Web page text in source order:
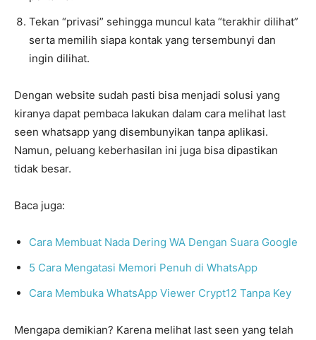
Tekan “privasi” sehingga muncul kata “terakhir dilihat”
serta memilih siapa kontak yang tersembunyi dan
ingin dilihat.
Dengan website sudah pasti bisa menjadi solusi yang
kiranya dapat pembaca lakukan dalam cara melihat last
seen whatsapp yang disembunyikan tanpa aplikasi.
Namun, peluang keberhasilan ini juga bisa dipastikan
tidak besar.
Baca juga:
Cara Membuat Nada Dering WA Dengan Suara Google
5 Cara Mengatasi Memori Penuh di WhatsApp
Cara Membuka WhatsApp Viewer Crypt12 Tanpa Key
Mengapa demikian? Karena melihat last seen yang telah